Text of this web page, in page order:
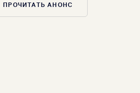
ПРОЧИТАТЬ АНОНС